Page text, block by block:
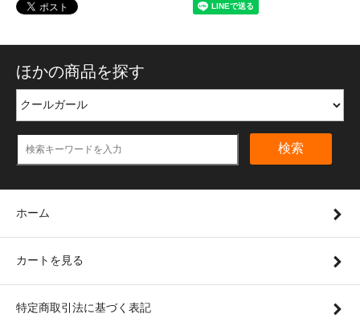
ほかの商品を探す
検索
ホーム
カートを見る
特定商取引法に基づく表記